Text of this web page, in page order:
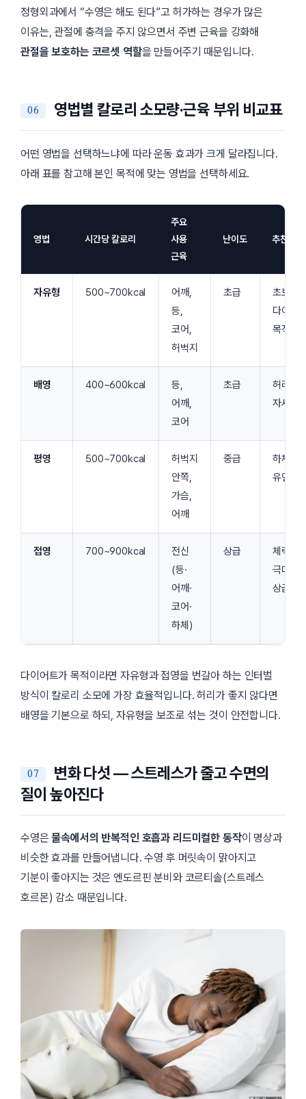
정형외과에서 “수영은 해도 된다”고 허가하는 경우가 많은
이유는, 관절에 충격을 주지 않으면서 주변 근육을 강화해
관절을 보호하는 코르셋 역할을 만들어주기 때문입니다.
영법별 칼로리 소모량·근육 부위 비교표
어떤 영법을 선택하느냐에 따라 운동 효과가 크게 달라집니다.
아래 표를 참고해 본인 목적에 맞는 영법을 선택하세요.
영법 시간당 칼로리
주요
사용
근육
난이도 추천 대상
자유형 500~700kcal
어깨,
등,
코어,
허벅지
초급
초보자,
다이어
목적
배영 400~600kcal
등,
어깨,
코어
초급
허리디
자세 교
평영 500~700kcal
허벅지
안쪽,
가슴,
어깨
중급
하체 강
유연성
접영 700~900kcal
전신
(등·
어깨·
코어·
하체)
상급
체력
극대화,
상급자
다이어트가 목적이라면 자유형과 접영을 번갈아 하는 인터벌
방식이 칼로리 소모에 가장 효율적입니다. 허리가 좋지 않다면
배영을 기본으로 하되, 자유형을 보조로 섞는 것이 안전합니다.
변화 다섯 — 스트레스가 줄고 수면의
질이 높아진다
수영은물속에서의 반복적인 호흡과 리드미컬한 동작이 명상과
비슷한 효과를 만들어냅니다. 수영 후 머릿속이 맑아지고
기분이 좋아지는 것은 엔도르핀 분비와 코르티솔(스트레스
호르몬) 감소 때문입니다.